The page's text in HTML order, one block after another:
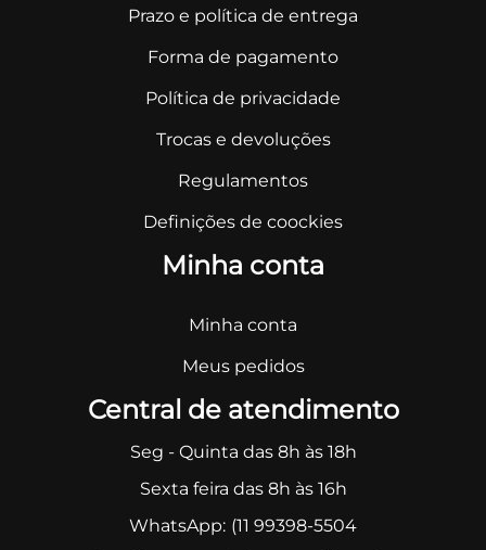
Prazo e política de entrega
Forma de pagamento
Política de privacidade
Trocas e devoluções
Regulamentos
Definições de coockies
Minha conta
Minha conta
Meus pedidos
Central de atendimento
Seg - Quinta das 8h às 18h
Sexta feira das 8h às 16h
WhatsApp: (11 99398-5504